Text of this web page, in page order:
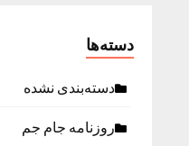
دسته‌ها
دسته‌بندی نشده
روزنامه جام جم